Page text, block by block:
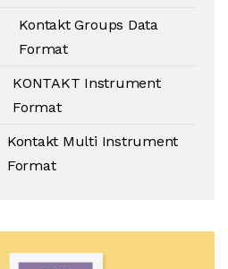
Kontakt Groups Data
Format
KONTAKT Instrument
Format
Kontakt Multi Instrument
Format